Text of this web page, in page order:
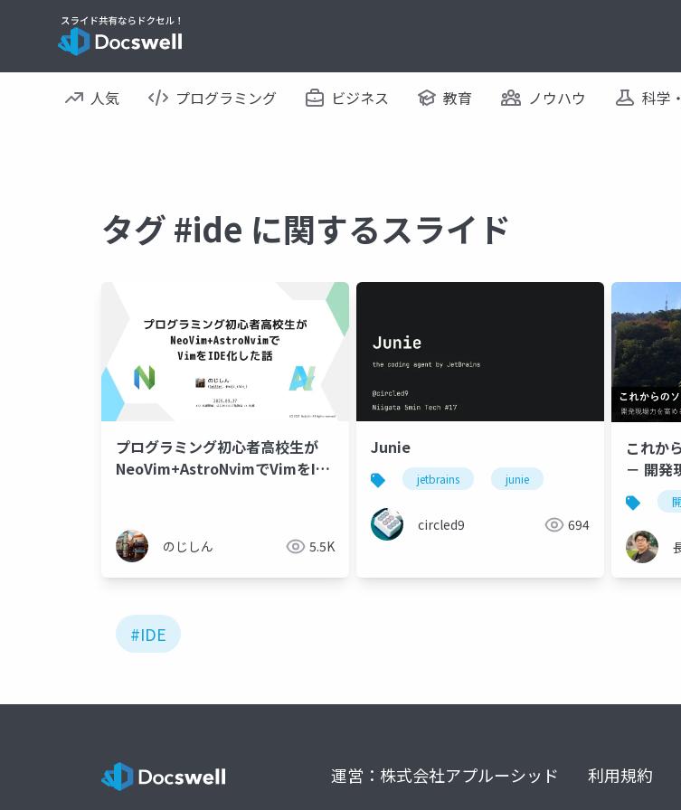
人気 プログラミング ビジネス 教育 ノウハウ 科学
タグ #ide に関するスライド
プログラミング初心者高校生が
NeoVim+AstroNvimでVimをIDE
のじしん 5.5K
Junie
jetbrains junie
circled9 694
これか
－ 開発
り
#IDE
運営：株式会社アプルーシッド 利用規約